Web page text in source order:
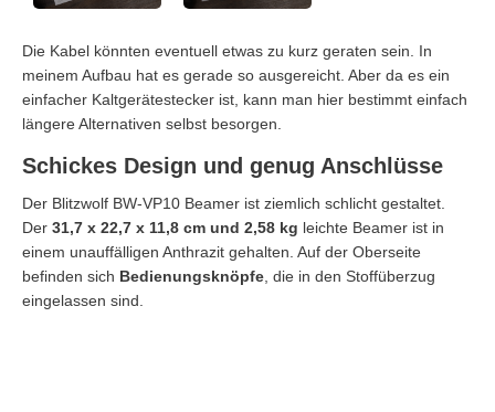
Die Kabel könnten eventuell etwas zu kurz geraten sein. In
meinem Aufbau hat es gerade so ausgereicht. Aber da es ein
einfacher Kaltgerätestecker ist, kann man hier bestimmt einfach
längere Alternativen selbst besorgen.
Schickes Design und genug Anschlüsse
Der Blitzwolf BW-VP10 Beamer ist ziemlich schlicht gestaltet.
Der 31,7 x 22,7 x 11,8 cm und 2,58 kg leichte Beamer ist in
einem unauffälligen Anthrazit gehalten. Auf der Oberseite
befinden sich Bedienungsknöpfe , die in den Stoffüberzug
eingelassen sind.